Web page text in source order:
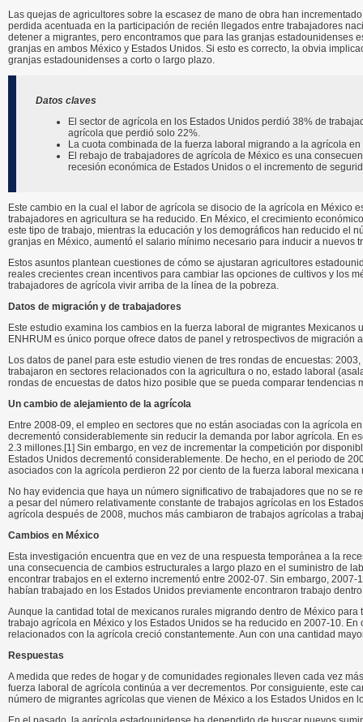
Las quejas de agricultores sobre la escasez de mano de obra han
perdida acentuada en la participación de recién llegados entre trabajadores
detener a migrantes, pero encontramos que para las granjas
granjas en ambos México y Estados Unidos. Si esto es correcto, la obvia
granjas estadounidenses a corto o largo plazo.
Datos claves
El sector de agrícola en los Estados Unidos perdió 38% de
agrícola que perdió solo 22%.
La cuota combinada de la fuerza laboral migrando a la agrícola
El rebajo de trabajadores de agrícola de México es una
recesión económica de Estados Unidos o el incremento de
Este cambio en la cual el labor de agrícola se disocio de la agrícola en
trabajadores en agricultura se ha reducido. En México, el crecimiento
este tipo de trabajo, mientras la educación y los demográficos han reducido el
granjas en México, aumentó el salario mínimo necesario para inducir a
Estos asuntos plantean cuestiones de cómo se ajustaran agricultores
reales crecientes crean incentivos para cambiar las opciones de cultivos y los
trabajadores de agrícola vivir arriba de la línea de la pobreza.
Datos de migración y de trabajadores
Este estudio examina los cambios en la fuerza laboral de migrantes
ENHRUM es único porque ofrece datos de panel y retrospectivos de
Los datos de panel para este estudio vienen de tres rondas de encuestas:
trabajaron en sectores relacionados con la agricultura o no, estado laboral
rondas de encuestas de datos hizo posible que se pueda comparar
Un cambio de alejamiento de la agrícola
Entre 2008-09, el empleo en sectores que no están asociadas con la agrícola
decrementó considerablemente sin reducir la demanda por labor agrícola. En
2.3 millones.[1] Sin embargo, en vez de incrementar la competición por
Estados Unidos decrementó considerablemente. De hecho, en el periodo de
asociados con la agrícola perdieron 22 por ciento de la fuerza laboral
No hay evidencia que haya un número significativo de trabajadores que no se
a pesar del número relativamente constante de trabajos agrícolas en los
agrícola después de 2008, muchos más cambiaron de trabajos agrícolas a
Cambios en México
Esta investigación encuentra que en vez de una respuesta temporánea a la
una consecuencia de cambios estructurales a largo plazo en el suministro de
encontrar trabajos en el externo incrementó entre 2002-07. Sin embargo,
habían trabajado en los Estados Unidos previamente encontraron trabajo
Aunque la cantidad total de mexicanos rurales migrando dentro de México
trabajo agrícola en México y los Estados Unidos se ha reducido en 2007-10.
relacionados con la agrícola creció constantemente. Aun con una cantidad
Respuestas
A medida que redes de hogar y de comunidades regionales lleven cada vez
fuerza laboral de agrícola continúa a ver decrementos. Por consiguiente, este
número de migrantes agrícolas que vienen de México a los Estados Unidos en